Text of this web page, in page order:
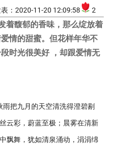
：2020-11-20 12:09:58 2
着馥郁的香味，那么绽放着
情的甜蜜。但花样年华不
时光很美好 ，却跟爱情无
把九月的天空清洗得澄碧剔
云彩，蔚蓝至极；晨雾在清新
飘舞，犹如清泉涌动，涓涓绵